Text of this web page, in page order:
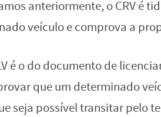
anteriormente, o CRV é
veículo e comprova a
é o do documento de
que um determinado
seja possível transitar pelo